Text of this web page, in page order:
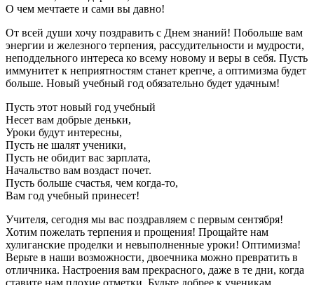
О чем мечтаете и сами вы давно!
От всей души хочу поздравить с Днем знаний! Побольше вам
энергии и железного терпения, рассудительности и мудрости,
неподдельного интереса ко всему новому и веры в себя. Пусть
иммунитет к неприятностям станет крепче, а оптимизма будет
больше. Новый учебный год обязательно будет удачным!
Пусть этот новый год учебный
Несет вам добрые деньки,
Уроки будут интересны,
Пусть не шалят ученики,
Пусть не обидит вас зарплата,
Начальство вам воздаст почет.
Пусть больше счастья, чем когда-то,
Вам год учебный принесет!
Учителя, сегодня мы вас поздравляем с первым сентября!
Хотим пожелать терпения и прощения! Прощайте нам
хулиганские проделки и невыполненные уроки! Оптимизма!
Верьте в наши возможности, двоечника можно превратить в
отличника. Настроения вам прекрасного, даже в те дни, когда